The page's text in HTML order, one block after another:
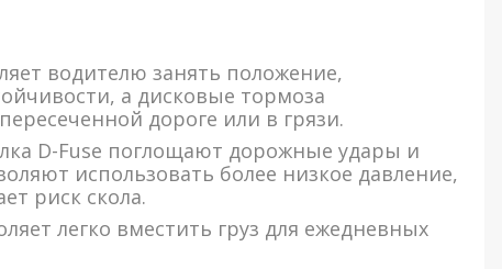
водителю занять положение,
а дисковые тормоза
дороге или в грязи.
D-Fuse поглощают дорожные удары и
использовать более низкое давление,
риск скола.
легко вместить груз для ежедневных